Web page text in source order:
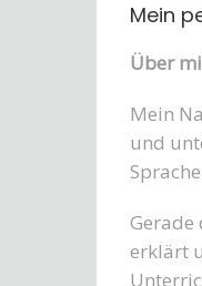
Mein
Über
Mein
und
Gerade
erklärt